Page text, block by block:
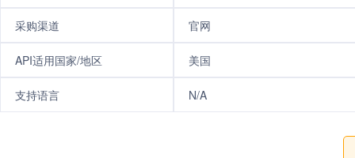
采购渠道 官网
API适用国家/地区 美国
支持语言 N/A